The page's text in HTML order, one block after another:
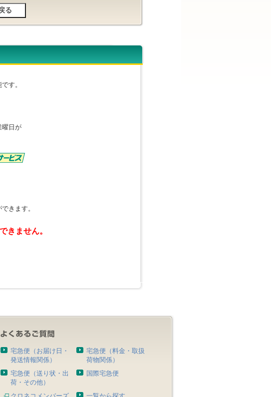
す。
曜日が
きます。
きません。
宅急便（お届け日・
発送情報関係）
宅急便（料金・取扱
荷物関係）
宅急便（送り状・出
荷・その他）
国際宅急便